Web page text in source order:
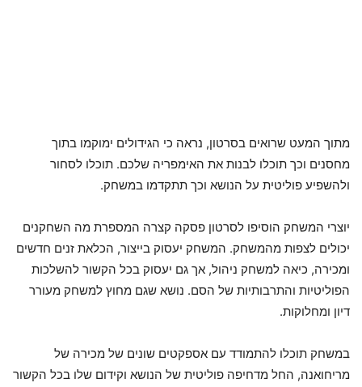
מתוך המעט שרואים בסרטון, נראה כי הגידולים ימוקמו בתוך
מחסנים וכך תוכלו לבנות את האימפריה שלכם. תוכלו לסחור
ולהשפיע פוליטית על הנושא וכך תתקדמו במשחק.
יוצרי המשחק הוסיפו לסרטון פסקה קצרה המספרת מה השחקנים
יכולים לצפות מהמשחק. המשחק יעסוק בייצור, הכלאת זנים חדשים
ומכירה, כיאה למשחק ניהול, אך גם יעסוק בכל הקשור להשלכות
הפוליטיות והתרבותיות של הסם. נושא שגם מחוץ למשחק מעורר
דיון ומחלוקות.
במשחק תוכלו להתמודד עם אספקטים שונים של מכירה של
מריחואנה, החל מדחיפה פוליטית של הנושא וקידום שלו בכל הקשור